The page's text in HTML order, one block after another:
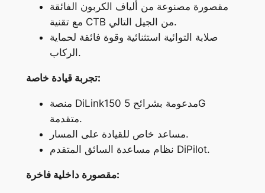
مقصورة مصنوعة من ألياف الكربون الفائقة
مع تقنية CTB من الجيل التالي.
صلابة التوائية استثنائية وقوة فائقة لحماية
الركاب.
تجربة قيادة خاصة:
منصة DiLink150 مدعومة بشرائح 5G
متقدمة.
مساعد خاص للقيادة على المسار.
نظام مساعدة السائق المتقدم DiPilot.
مقصورة داخلية فاخرة: